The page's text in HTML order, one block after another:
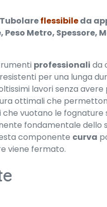
flessibileda
Metro, Spessore,
professionali da
per una lunga
lavori senza avere
ottimali che
vuotano le fognature
fondamentale dello
componente curva
viene fermato.